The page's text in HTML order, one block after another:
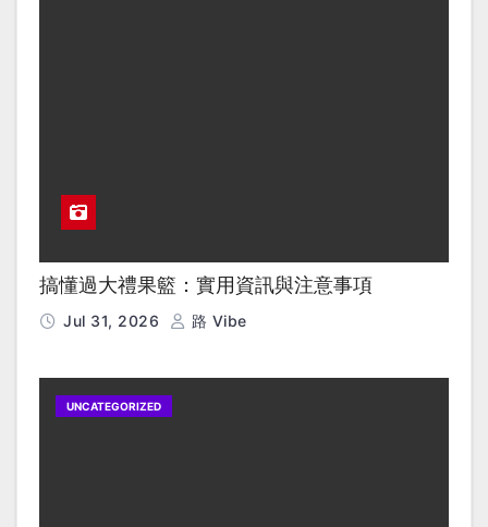
搞懂過大禮果籃：實用資訊與注意事項
Jul 31, 2026 路 Vibe
UNCATEGORIZED